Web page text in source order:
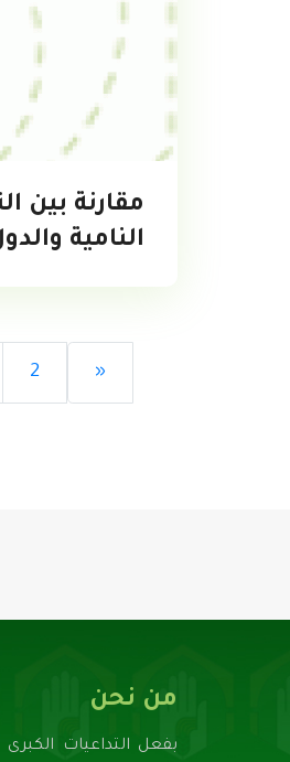
مقارنة بين
النامية
«
2
من نحن
بفعل التداعيات